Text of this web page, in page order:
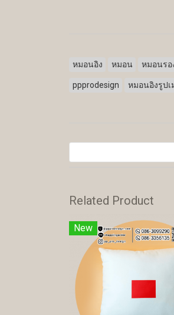
หมอนอิง หมอน หมอนรอ
ppprodesign หมอนอิงรูปเ
Related Product
New